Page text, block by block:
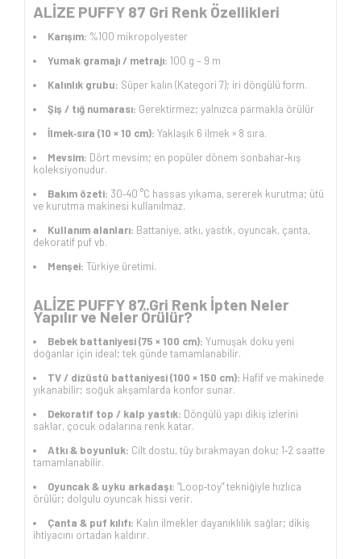
ALİZE PUFFY 87 Gri Renk Özellikleri
Karışım: %100 mikropolyester
Yumak gramajı / metrajı: 100 g – 9 m
Kalınlık grubu: Süper kalın (Kategori 7); iri döngülü form.
Şiş / tığ numarası: Gerektirmez; yalnızca parmakla örülür
İlmek‑sıra (10 × 10 cm): Yaklaşık 6 ilmek × 8 sıra.
Mevsim: Dört mevsim; en popüler dönem sonbahar‑kış
koleksiyonudur.
Bakım özeti: 30‑40 °C hassas yıkama, sererek kurutma; ütü
ve kurutma makinesi kullanılmaz.
Kullanım alanları: Battaniye, atkı, yastık, oyuncak, çanta,
dekoratif puf vb.
Menşei: Türkiye üretimi.
ALİZE PUFFY 87 Gri Renk İpten Neler
Yapılır ve Neler Örülür?
Bebek battaniyesi (75 × 100 cm): Yumuşak doku yeni
doğanlar için ideal; tek günde tamamlanabilir.
TV / dizüstü battaniyesi (100 × 150 cm): Hafif ve makinede
yıkanabilir; soğuk akşamlarda konfor sunar.
Dekoratif top / kalp yastık: Döngülü yapı dikiş izlerini
saklar, çocuk odalarına renk katar.
Atkı & boyunluk: Cilt dostu, tüy bırakmayan doku; 1‑2 saatte
tamamlanabilir.
Oyuncak & uyku arkadaşı: “Loop‑toy” tekniğiyle hızlıca
örülür; dolgulu oyuncak hissi verir.
Çanta & puf kılıfı: Kalın ilmekler dayanıklılık sağlar; dikiş
ihtiyacını ortadan kaldırır.